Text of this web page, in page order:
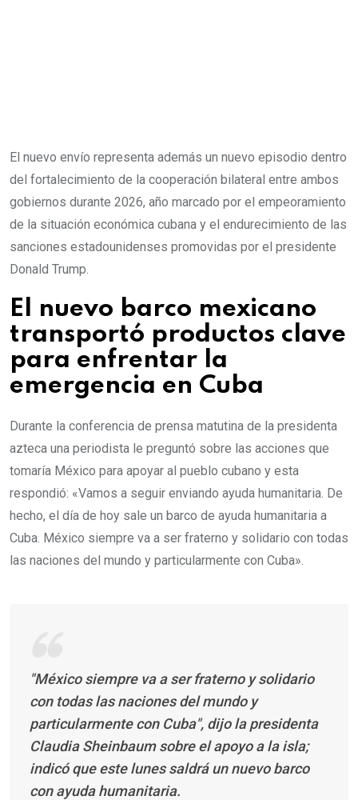
El nuevo envío representa además un nuevo episodio dentro
del fortalecimiento de la cooperación bilateral entre ambos
gobiernos durante 2026, año marcado por el empeoramiento
de la situación económica cubana y el endurecimiento de las
sanciones estadounidenses promovidas por el presidente
Donald Trump.
El nuevo barco mexicano
transportó productos clave
para enfrentar la
emergencia en Cuba
Durante la conferencia de prensa matutina de la presidenta
azteca una periodista le preguntó sobre las acciones que
tomaría México para apoyar al pueblo cubano y esta
respondió: «Vamos a seguir enviando ayuda humanitaria. De
hecho, el día de hoy sale un barco de ayuda humanitaria a
Cuba. México siempre va a ser fraterno y solidario con todas
las naciones del mundo y particularmente con Cuba».
"México siempre va a ser fraterno y solidario
con todas las naciones del mundo y
particularmente con Cuba", dijo la presidenta
Claudia Sheinbaum sobre el apoyo a la isla;
indicó que este lunes saldrá un nuevo barco
con ayuda humanitaria.